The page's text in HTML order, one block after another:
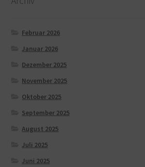
Februar 2026
Januar 2026
Dezember 2025
November 2025
Oktober 2025
September 2025
August 2025
Juli 2025
Juni 2025